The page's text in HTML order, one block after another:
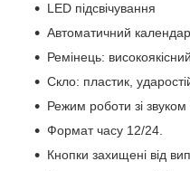
LED підсвічування
Автоматичний календар
Ремінець:
Скло: пластик,
Режим роботи зі звуком
Формат часу 12/24.
Кнопки захищені від